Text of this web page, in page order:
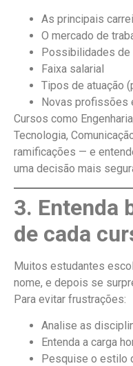
As principais
O mercado de
Possibilidades
Faixa salarial
Tipos de atuação
Novas profissões
Cursos como
Tecnologia,
ramificações — e
uma decisão mais
3. Entenda
de cada
Muitos estudantes
nome, e depois se
Para evitar frustrações:
Analise as
Entenda a carga
Pesquise o estilo